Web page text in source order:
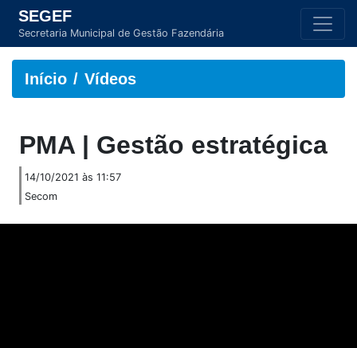
SEGEF
Secretaria Municipal de Gestão Fazendária
Início Vídeos
PMA | Gestão estratégica
14/10/2021 às 11:57
Secom